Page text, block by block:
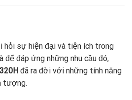
hỏi sự hiện đại và tiện ích trong
để đáp ứng những nhu cầu đó,
đã ra đời với những tính năng
tượng.